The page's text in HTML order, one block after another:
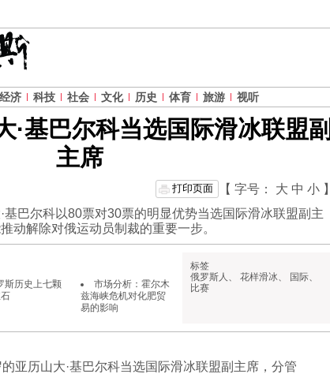
经济 科技 社会 文化 历史 体育 旅游 视听
·基巴尔科当选国际滑冰联盟副
主席
【 字号： 大 中 小 】
打印页面
基巴尔科以80票对30票的明显优势当选国际滑冰联盟副主
动解除对俄运动员制裁的重要一步。
斯历史上七颗
市场分析：霍尔木
兹海峡危机对化肥贸
易的影响
标签
俄罗斯人 、 花样滑冰、 国际、
比赛
的亚历山大·基巴尔科当选国际滑冰联盟副主席，分管